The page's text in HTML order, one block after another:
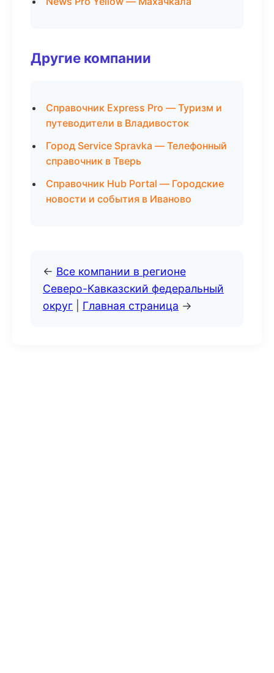
Другие компании
Справочник Express Pro — Туризм и
путеводители в Владивосток
Город Service Spravka — Телефонный
справочник в Тверь
Справочник Hub Portal — Городские
новости и события в Иваново
← Все компании в регионе
Северо-Кавказский федеральный
округ
Главная страница →